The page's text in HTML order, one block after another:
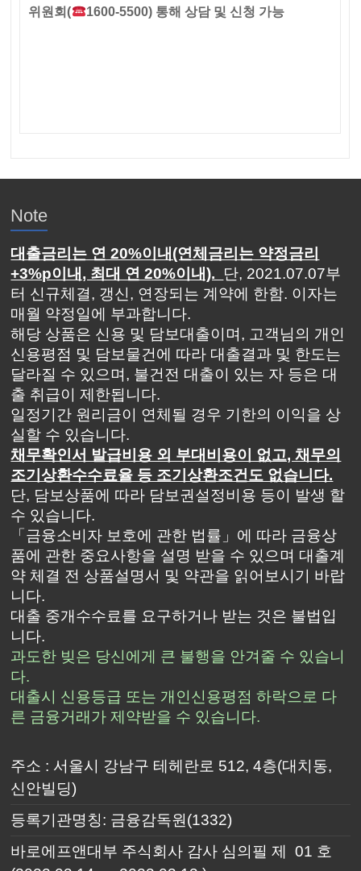
위원회(
1600-5500) 통해 상담 및 신청 가능
Note
대출금리는 연 20%이내(연체금리는 약정금리
+3%p이내, 최대 연 20%이내). 단, 2021.07.07부
터 신규체결, 갱신, 연장되는 계약에 한함. 이자는
매월 약정일에 부과합니다.
해당 상품은 신용 및 담보대출이며, 고객님의 개인
신용평점 및 담보물건에 따라 대출결과 및 한도는
달라질 수 있으며, 불건전 대출이 있는 자 등은 대
출 취급이 제한됩니다.
일정기간 원리금이 연체될 경우 기한의 이익을 상
실할 수 있습니다.
채무확인서 발급비용 외 부대비용이 없고, 채무의
조기상환수수료율 등 조기상환조건도 없습니다.
단, 담보상품에 따라 담보권설정비용 등이 발생 할
수 있습니다.
「금융소비자 보호에 관한 법률」에 따라 금융상
품에 관한 중요사항을 설명 받을 수 있으며 대출계
약 체결 전 상품설명서 및 약관을 읽어보시기 바랍
니다.
대출 중개수수료를 요구하거나 받는 것은 불법입
니다.
과도한 빚은 당신에게 큰 불행을 안겨줄 수 있습니
다.
대출시 신용등급 또는 개인신용평점 하락으로 다
른 금융거래가 제약받을 수 있습니다.
주소 : 서울시 강남구 테헤란로 512, 4층(대치동,
신안빌딩)
등록기관명칭: 금융감독원(1332)
바로에프앤대부 주식회사 감사 심의필 제 01 호